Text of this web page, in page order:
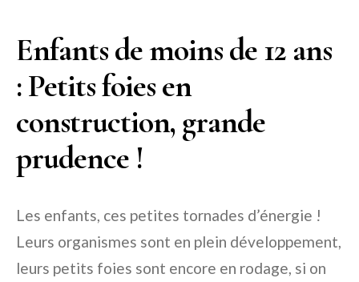
Enfants de moins de 12 ans
: Petits foies en
construction, grande
prudence !
Les enfants, ces petites tornades d’énergie !
Leurs organismes sont en plein développement,
leurs petits foies sont encore en rodage, si on